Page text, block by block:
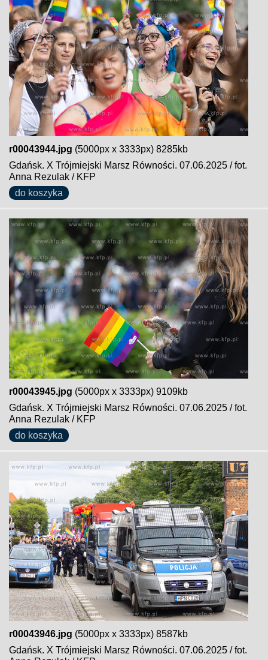
r00043944.jpg (5000px x 3333px) 8285kb
Gdańsk. X Trójmiejski Marsz Równości. 07.06.2025 / fot.
Anna Rezulak / KFP
do koszyka
r00043945.jpg (5000px x 3333px) 9109kb
Gdańsk. X Trójmiejski Marsz Równości. 07.06.2025 / fot.
Anna Rezulak / KFP
do koszyka
r00043946.jpg (5000px x 3333px) 8587kb
Gdańsk. X Trójmiejski Marsz Równości. 07.06.2025 / fot.